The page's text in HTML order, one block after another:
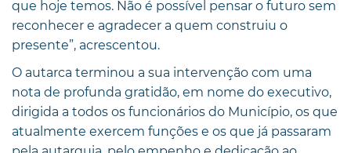
que hoje temos. Não é possível pensar o futuro sem
reconhecer e agradecer a quem construiu o
presente”, acrescentou.
O autarca terminou a sua intervenção com uma
nota de profunda gratidão, em nome do executivo,
dirigida a todos os funcionários do Município, os que
atualmente exercem funções e os que já passaram